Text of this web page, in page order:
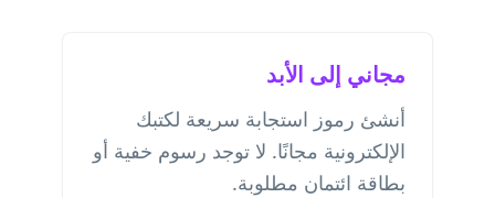
مجاني إلى الأبد
أنشئ رموز استجابة سريعة لكتبك
الإلكترونية مجانًا. لا توجد رسوم خفية أو
بطاقة ائتمان مطلوبة.